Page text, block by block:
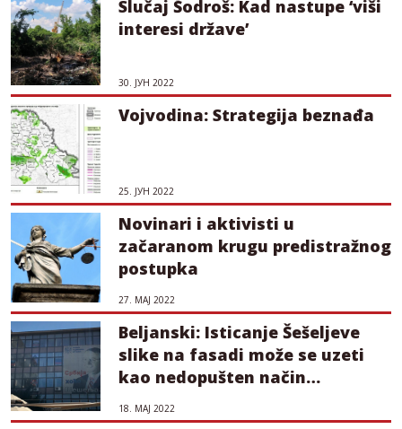
Slučaj Šodroš: Kad nastupe ‘viši
interesi države’
30. ЈУН 2022
Vojvodina: Strategija beznađa
25. ЈУН 2022
Novinari i aktivisti u
začaranom krugu predistražnog
postupka
27. МАЈ 2022
Beljanski: Isticanje Šešeljeve
slike na fasadi može se uzeti
kao nedopušten način
delovanja stranke
18. МАЈ 2022